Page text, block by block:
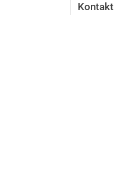
Kontakt